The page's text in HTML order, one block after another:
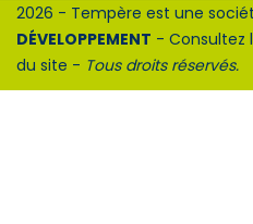
2026 - Tempère est une
DÉVELOPPEMENT - Consultez
du site - Tous droits réservés.